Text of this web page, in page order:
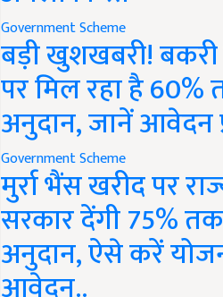
Government Scheme
बड़ी खुशखबरी!
पर मिल रहा है 60%
अनुदान, जानें आवेदन
Government Scheme
मुर्रा भैंस खरीद पर
सरकार देंगी 75% तक
अनुदान, ऐसे करें